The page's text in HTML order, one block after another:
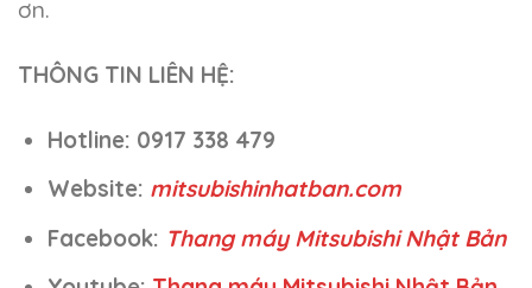
ơn.
THÔNG TIN LIÊN HỆ:
Hotline: 0917 338 479
Website: mitsubishinhatban.com
Facebook: Thang máy Mitsubishi Nhật Bản